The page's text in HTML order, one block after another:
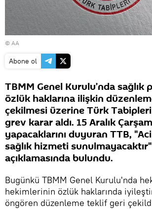
© AA
Abone ol
TBMM Genel Kurulu’nda sağlık
özlük haklarına ilişkin
çekilmesi üzerine Türk
grev karar aldı. 15 Aralık
yapacaklarını duyuran TTB,
sağlık hizmeti sunulmayacaktır"
açıklamasında bulundu.
Bugünkü TBMM Genel Kurulu'nda
hekimlerinin özlük haklarında
öngören düzenleme teklif geri